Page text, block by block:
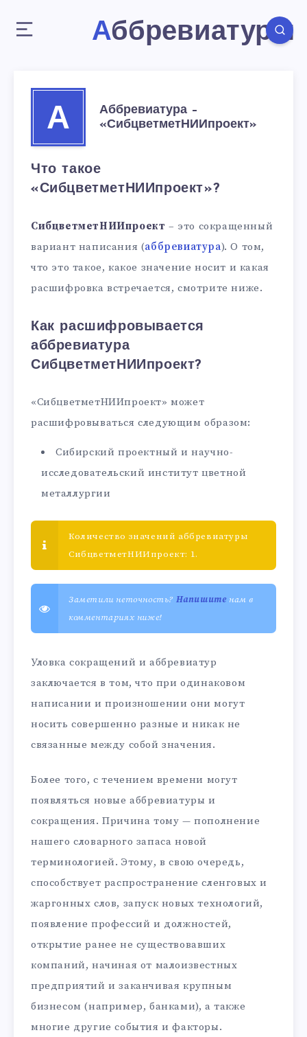
Аббревиатуры
А
Аббревиатура –
«СибцветметНИИпроект»
Что такое
«СибцветметНИИпроект»?
СибцветметНИИпроект – это сокращенный
вариант написания (аббревиатура). О том,
что это такое, какое значение носит и какая
расшифровка встречается, смотрите ниже.
Как расшифровывается
аббревиатура
СибцветметНИИпроект?
«СибцветметНИИпроект» может
расшифровываться следующим образом:
Сибирский проектный и научно-
исследовательский институт цветной
металлургии
Количество значений аббревиатуры
СибцветметНИИпроект: 1.
Заметили неточность? Напишитенам в
комментариях ниже!
Уловка сокращений и аббревиатур
заключается в том, что при одинаковом
написании и произношении они могут
носить совершенно разные и никак не
связанные между собой значения.
Более того, с течением времени могут
появляться новые аббревиатуры и
сокращения. Причина тому — пополнение
нашего словарного запаса новой
терминологией. Этому, в свою очередь,
способствует распространение сленговых и
жаргонных слов, запуск новых технологий,
появление профессий и должностей,
открытие ранее не существовавших
компаний, начиная от малоизвестных
предприятий и заканчивая крупным
бизнесом (например, банками), а также
многие другие события и факторы.